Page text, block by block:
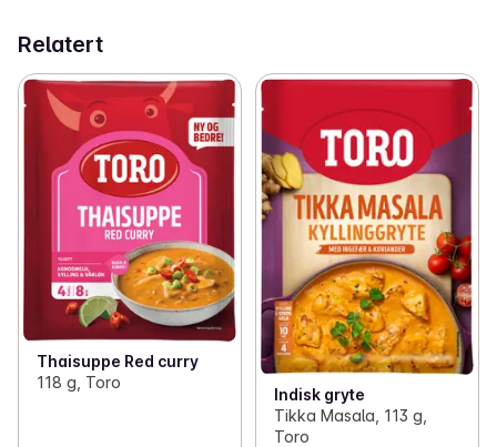
Relatert
Thaisuppe Red curry
118 g, Toro
Indisk gryte
Tikka Masala, 113 g,
Toro